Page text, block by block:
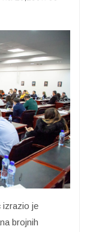
izrazio je
brojnih